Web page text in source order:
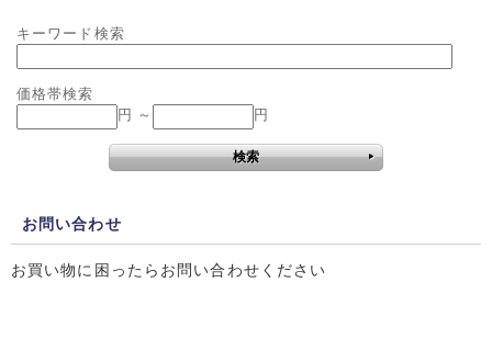
キーワード検索
価格帯検索
円 ～
円
お問い合わせ
お買い物に困ったらお問い合わせください